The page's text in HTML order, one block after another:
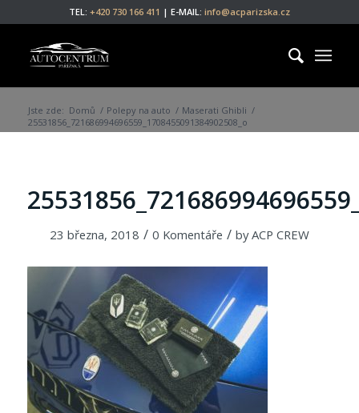
TEL: +420 730 166 411 | E-MAIL: info@acparizska.cz
Jste zde: Domů / Polepy na auto / Maserati Ghibli /
25531856_721686994696559_1708455091384902508_o
23 března, 2018 / 0 Komentáře / byACP CREW